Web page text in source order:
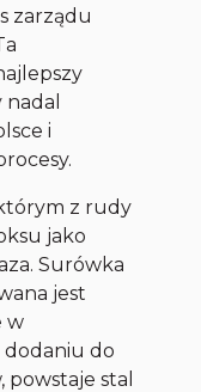
zarządu
i
z rudy
jako
Surówka
jest
w
do
powstaje stal